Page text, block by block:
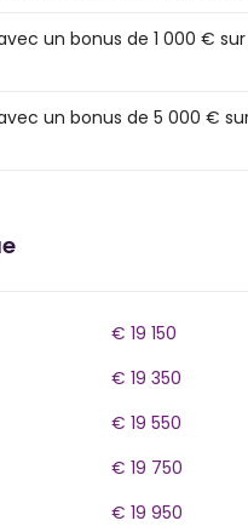
un bonus de 1 000 €
un bonus de 5 000 €
€ 19 150
€ 19 350
€ 19 550
€ 19 750
€ 19 950